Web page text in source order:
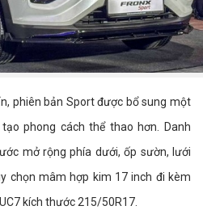
phiên bản Sport được bổ sung một
phong cách thể thao hơn. Danh
mở rộng phía dưới, ốp sườn, lưới
chọn mâm hợp kim 17 inch đi kèm
kích thước 215/50R17.